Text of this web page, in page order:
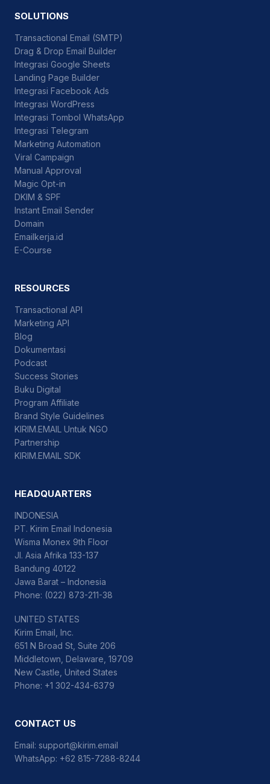
SOLUTIONS
Transactional Email (SMTP)
Drag & Drop Email Builder
Integrasi Google Sheets
Landing Page Builder
Integrasi Facebook Ads
Integrasi WordPress
Integrasi Tombol WhatsApp
Integrasi Telegram
Marketing Automation
Viral Campaign
Manual Approval
Magic Opt-in
DKIM & SPF
Instant Email Sender
Domain
Emailkerja.id
E-Course
RESOURCES
Transactional API
Marketing API
Blog
Dokumentasi
Podcast
Success Stories
Buku Digital
Program Affiliate
Brand Style Guidelines
KIRIM.EMAIL Untuk NGO
Partnership
KIRIM.EMAIL SDK
HEADQUARTERS
INDONESIA
PT. Kirim Email Indonesia
Wisma Monex 9th Floor
Jl. Asia Afrika 133-137
Bandung 40122
Jawa Barat – Indonesia
Phone: (022) 873-211-38
UNITED STATES
Kirim Email, Inc.
651 N Broad St, Suite 206
Middletown, Delaware, 19709
New Castle, United States
Phone: +1 302-434-6379
CONTACT US
Email: support@kirim.email
WhatsApp: +62 815-7288-8244